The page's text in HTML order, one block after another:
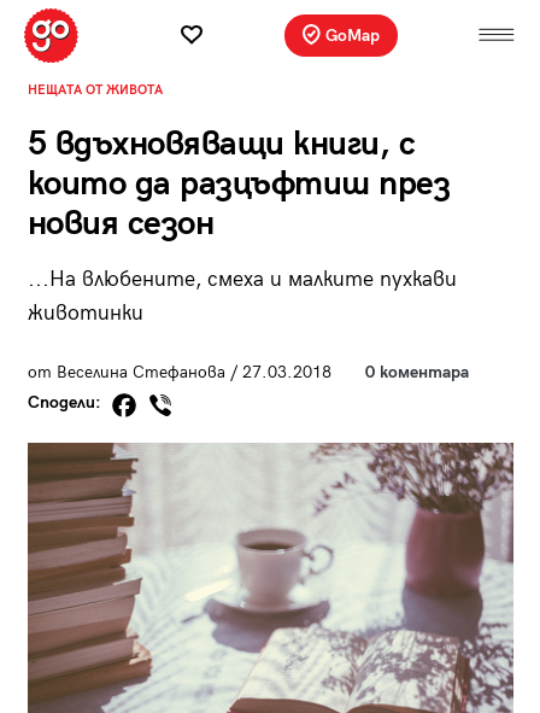
GoMap
НЕЩАТА ОТ ЖИВОТА
5 вдъхновяващи книги, с
които да разцъфтиш през
новия сезон
...На влюбените, смеха и малките пухкави
животинки
от Веселина Стефанова / 27.03.2018
0 коментара
Сподели: